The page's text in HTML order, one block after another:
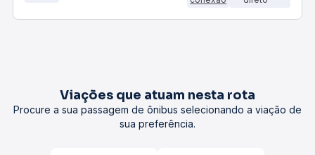
Viações que atuam nesta rota
Procure a sua passagem de ônibus selecionando a viação de
sua preferência.